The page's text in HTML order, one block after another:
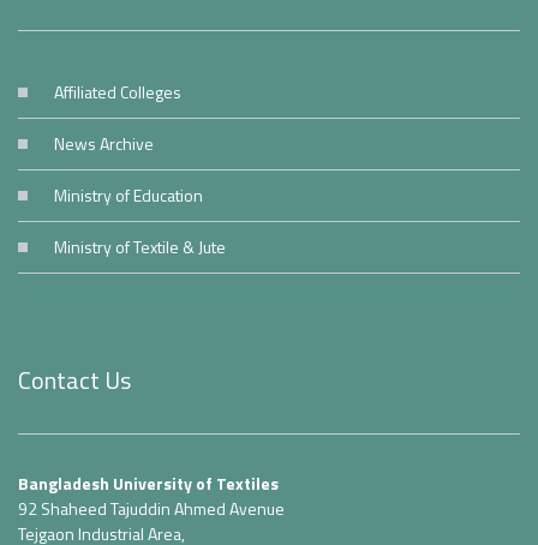
Affiliated Colleges
News Archive
Ministry of Education
Ministry of Textile & Jute
Contact Us
Bangladesh University of Textiles
92 Shaheed Tajuddin Ahmed Avenue
Tejgaon Industrial Area,